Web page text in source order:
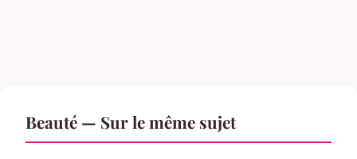
Beauté — Sur le même sujet